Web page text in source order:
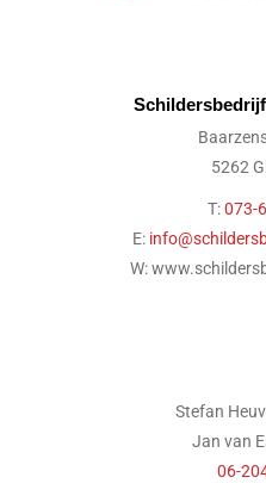
5262
T:073-
E:
W:
Stefan
Jan van
06-